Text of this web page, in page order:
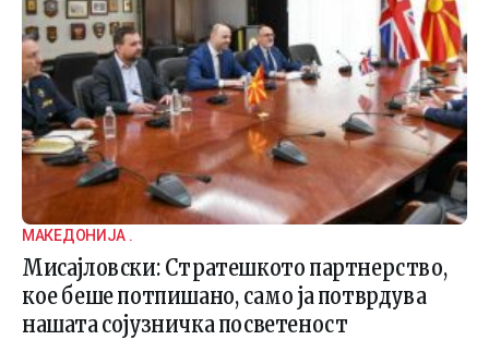
МАКЕДОНИЈА .
Мисајловски: Стратешкото партнерство,
кое беше потпишано, само ја потврдува
нашата сојузничка посветеност